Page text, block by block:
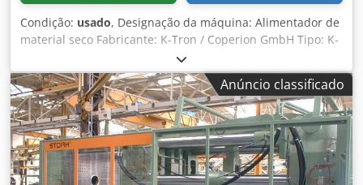
Condição: usado, Designação da máquina: Alimentador de
material seco Fabricante: K-Tron / Coperion GmbH Tipo: K-
ML-FB-130QC Ano de fabrico: Desconhecido Velocidade:
Velocidade do misturador : 5,6 rpm Capacidade: 75 litros
Dkodpfx Asiv Ic Eodlor Motorização: 0,25 kW. - Unidade
misturadora 0,25 kW Dimensões: Comprimento 800 mm x
largura 700mm x altura 1200mm Peso vazio: 100 kg
Técnica. Documentação: Não Observação: Motor de
mistura 0,25 kW, velocidade 5,6 rpm Estado: Usado Preço:
A pedido
Anúncio classificado